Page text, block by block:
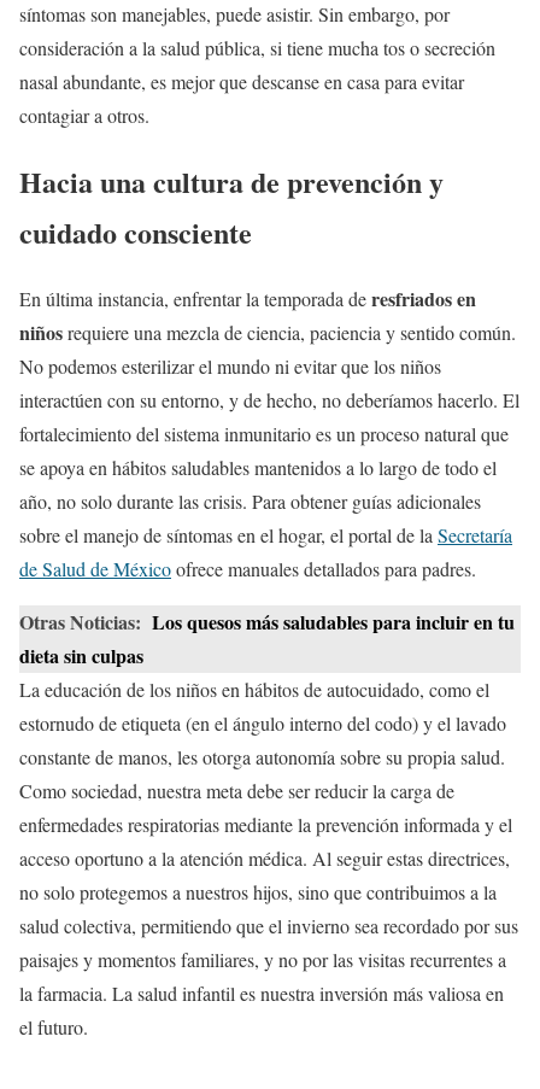
síntomas son manejables, puede asistir. Sin embargo, por
consideración a la salud pública, si tiene mucha tos o secreción
nasal abundante, es mejor que descanse en casa para evitar
contagiar a otros.
Hacia una cultura de prevención y
cuidado consciente
En última instancia, enfrentar la temporada deresfriados en
niñosrequiere una mezcla de ciencia, paciencia y sentido común.
No podemos esterilizar el mundo ni evitar que los niños
interactúen con su entorno, y de hecho, no deberíamos hacerlo. El
fortalecimiento del sistema inmunitario es un proceso natural que
se apoya en hábitos saludables mantenidos a lo largo de todo el
año, no solo durante las crisis. Para obtener guías adicionales
sobre el manejo de síntomas en el hogar, el portal de la Secretaría
de Salud de Méxicoofrece manuales detallados para padres.
Otras Noticias: Los quesos más saludables para incluir en tu
dieta sin culpas
La educación de los niños en hábitos de autocuidado, como el
estornudo de etiqueta (en el ángulo interno del codo) y el lavado
constante de manos, les otorga autonomía sobre su propia salud.
Como sociedad, nuestra meta debe ser reducir la carga de
enfermedades respiratorias mediante la prevención informada y el
acceso oportuno a la atención médica. Al seguir estas directrices,
no solo protegemos a nuestros hijos, sino que contribuimos a la
salud colectiva, permitiendo que el invierno sea recordado por sus
paisajes y momentos familiares, y no por las visitas recurrentes a
la farmacia. La salud infantil es nuestra inversión más valiosa en
el futuro.